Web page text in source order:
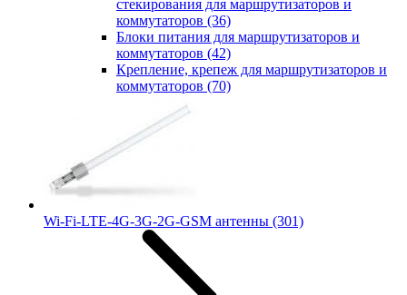
стекирования для маршрутизаторов и
коммутаторов (36)
Блоки питания для маршрутизаторов и
коммутаторов (42)
Крепление, крепеж для маршрутизаторов и
коммутаторов (70)
Wi-Fi-LTE-4G-3G-2G-GSM антенны (301)